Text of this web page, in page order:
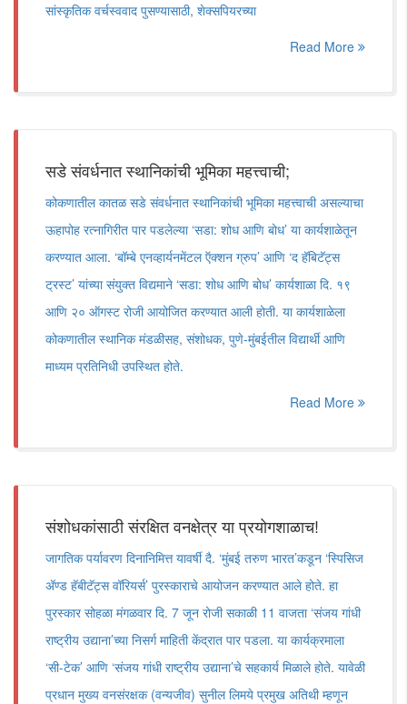
सांस्कृतिक वर्चस्ववाद पुसण्यासाठी, शेक्सपियरच्या
Read More
सडे संवर्धनात स्थानिकांची भूमिका महत्त्वाची;
कोकणातील कातळ सडे संवर्धनात स्थानिकांची भूमिका महत्त्वाची असल्याचा
ऊहापोह रत्नागिरीत पार पडलेल्या ‘सडा: शोध आणि बोध’ या कार्यशाळेतून
करण्यात आला. ‘बॉम्बे एनव्हार्यनमेंटल ऍक्शन ग्रुप’ आणि ‘द हॅबिटॅट्स
ट्रस्ट’ यांच्या संयुक्त विद्यमाने ‘सडा: शोध आणि बोध’ कार्यशाळा दि. १९
आणि २० ऑगस्ट रोजी आयोजित करण्यात आली होती. या कार्यशाळेला
कोकणातील स्थानिक मंडळीसह, संशोधक, पुणे-मुंबईतील विद्यार्थी आणि
माध्यम प्रतिनिधी उपस्थित होते.
Read More
संशोधकांसाठी संरक्षित वनक्षेत्र या प्रयोगशाळाच!
जागतिक पर्यावरण दिनानिमित्त यावर्षी दै. ‘मुंबई तरुण भारत’कडून ‘स्पिसिज
अ‍ॅण्ड हॅबीटॅट्स वॉरियर्स’ पुरस्काराचे आयोजन करण्यात आले होते. हा
पुरस्कार सोहळा मंगळवार दि. 7 जून रोजी सकाळी 11 वाजता ‘संजय गांधी
राष्ट्रीय उद्याना’च्या निसर्ग माहिती केंद्रात पार पडला. या कार्यक्रमाला
‘सी-टेक’ आणि ‘संजय गांधी राष्ट्रीय उद्याना’चे सहकार्य मिळाले होते. यावेळी
प्रधान मुख्य वनसंरक्षक (वन्यजीव) सुनील लिमये प्रमुख अतिथी म्हणून